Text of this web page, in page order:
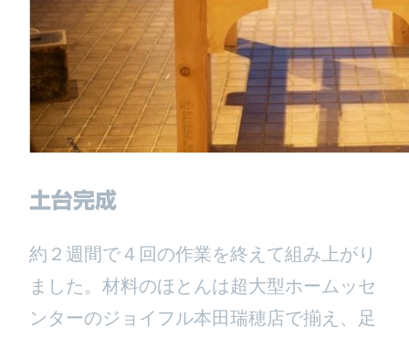
土台完成
約２週間で４回の作業を終えて組み上がり
ました。材料のほとんは超大型ホームッセ
ンターのジョイフル本田瑞穂店で揃え、足